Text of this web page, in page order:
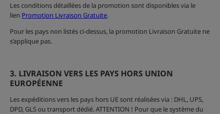
Les conditions détaillées de la promotion sont disponibles via le
lien Promotion Livraison Gratuite.
Pour les pays non listés ci-dessus, la promotion Livraison Gratuite ne
s’applique pas.
3. LIVRAISON VERS LES PAYS HORS UNION
EUROPÉENNE
Les expéditions vers les pays hors UE sont réalisées via : DHL, UPS,
DPD, GLS ou transport dédié. ATTENTION ! Pour que le système du